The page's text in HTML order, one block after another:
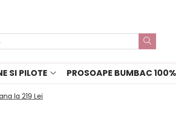
SI PILOTE PROSOAPE BUMBAC 100%
la 219 Lei